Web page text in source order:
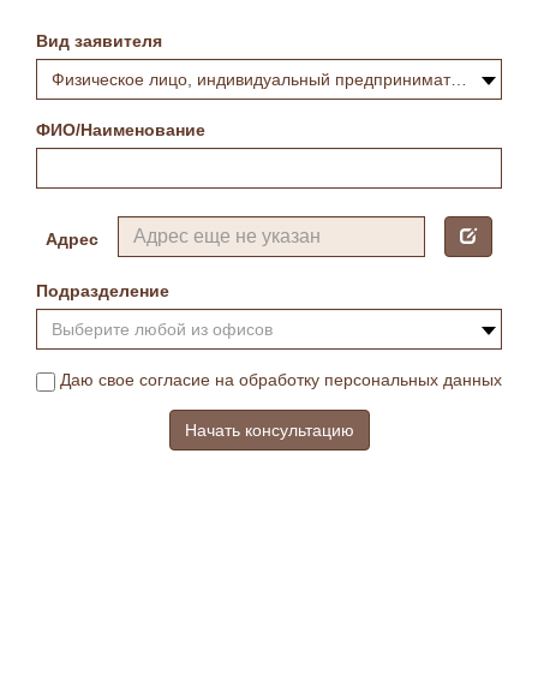
Вид заявителя
Физическое лицо, индивидуальный предприниматель или самозанятый
ФИО/Наименование
Адрес
Подразделение
Выберите любой из офисов
Даю свое согласие на обработку персональных данных
Начать консультацию